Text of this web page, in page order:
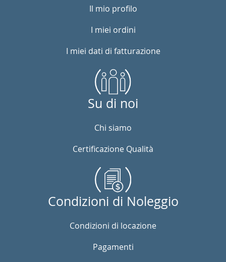
Il mio profilo
I miei ordini
I miei dati di fatturazione
Su di noi
Chi siamo
Certificazione Qualità
Condizioni di Noleggio
Condizioni di locazione
Pagamenti